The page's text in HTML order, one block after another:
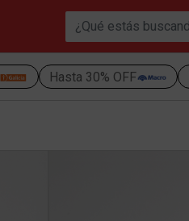
Hasta 30% OFF